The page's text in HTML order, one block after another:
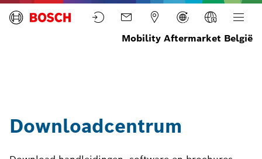
Mobility Aftermarket België
Downloadcentrum